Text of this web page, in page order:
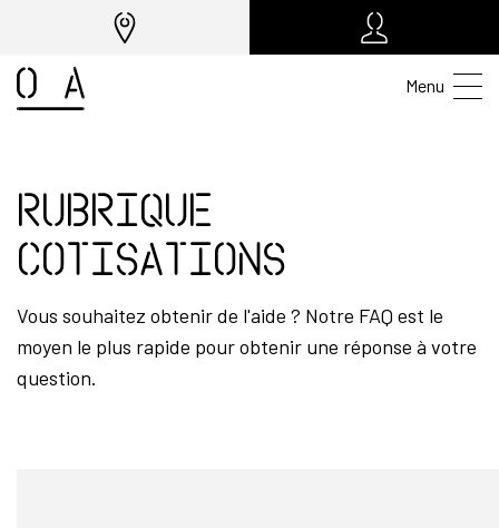
Menu
Rubrique
Cotisations
Vous souhaitez obtenir de l'aide ? Notre FAQ est le
moyen le plus rapide pour obtenir une réponse à votre
question.